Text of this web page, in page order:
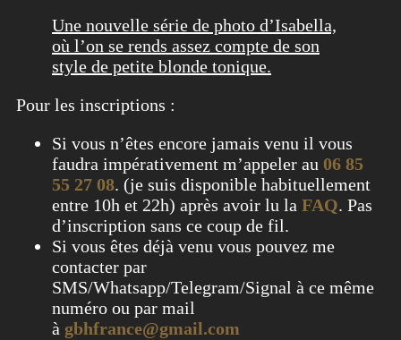
Une nouvelle série de photo d’Isabella,
où l’on se rends assez compte de son
style de petite blonde tonique.
Pour les inscriptions :
Si vous n’êtes encore jamais venu il vous
faudra impérativement m’appeler au 06 85
55 27 08. (je suis disponible habituellement
entre 10h et 22h) après avoir lu la FAQ. Pas
d’inscription sans ce coup de fil.
Si vous êtes déjà venu vous pouvez me
contacter par
SMS/Whatsapp/Telegram/Signal à ce même
numéro ou par mail
à gbhfrance@gmail.com